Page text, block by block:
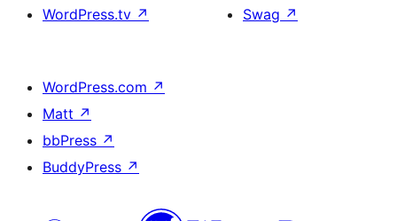
WordPress.tv ↗
Swag ↗
WordPress.com ↗
Matt ↗
bbPress ↗
BuddyPress ↗